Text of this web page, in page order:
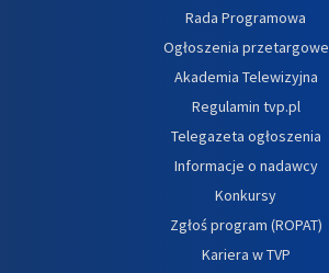
Rada Programowa
Ogłoszenia przetargowe
Akademia Telewizyjna
Regulamin tvp.pl
Telegazeta ogłoszenia
Informacje o nadawcy
Konkursy
Zgłoś program (ROPAT)
Kariera w TVP